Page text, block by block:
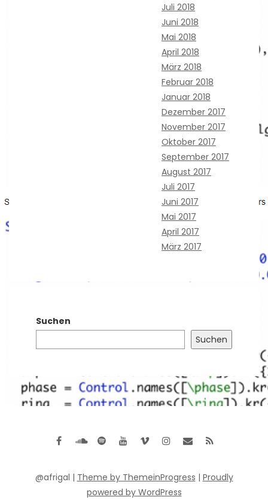
Juli 2018
Juni 2018
Mai 2018
April 2018
März 2018
Februar 2018
Januar 2018
Dezember 2017
November 2017
Oktober 2017
September 2017
August 2017
Juli 2017
Juni 2017
Mai 2017
April 2017
März 2017
Suchen
Suchen
@afrigal | Theme by ThemeinProgress | Proudly
powered by WordPress